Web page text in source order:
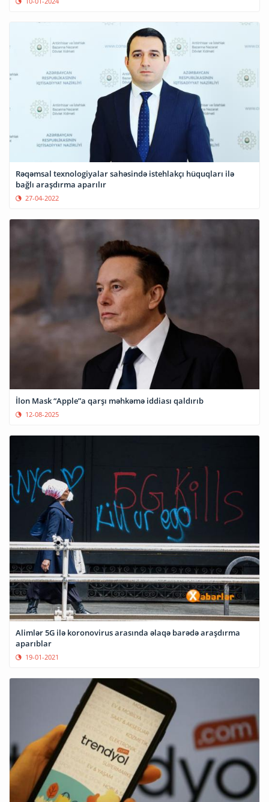
Rəqəmsal texnologiyalar sahəsində istehlakçı hüquqları ilə
bağlı araşdırma aparılır
27-04-2022
İlon Mask “Apple”a qarşı məhkəmə iddiası qaldırıb
12-08-2025
Alimlər 5G ilə koronovirus arasında əlaqə barədə araşdırma
aparıblar
19-01-2021